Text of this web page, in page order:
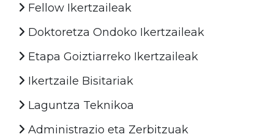
Fellow Ikertzaileak
Doktoretza Ondoko Ikertzaileak
Etapa Goiztiarreko Ikertzaileak
Ikertzaile Bisitariak
Laguntza Teknikoa
Administrazio eta Zerbitzuak